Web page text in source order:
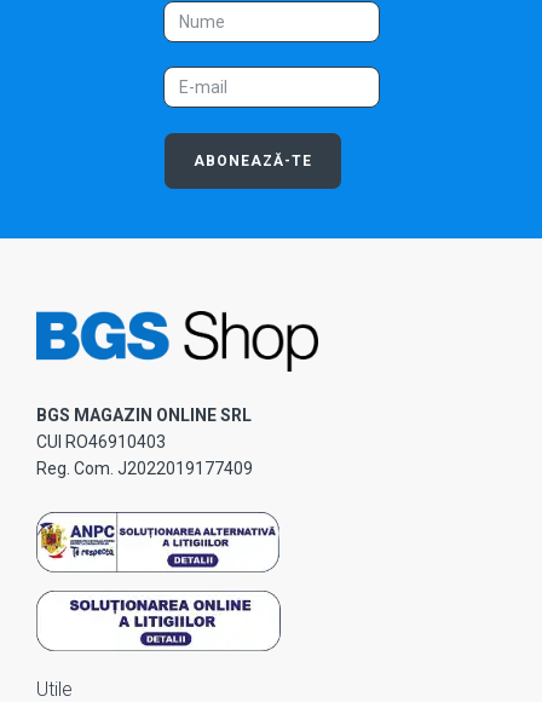
ABONEAZĂ-TE
BGS MAGAZIN ONLINE SRL
CUI RO46910403
Reg. Com. J2022019177409
Utile